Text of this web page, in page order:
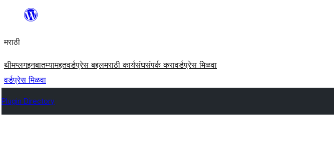
सामुग्रीवर
मराठी
थीमप्लगइनबातम्यामद्दतवर्डप्रेस बद्दलमराठी कार्यसंघसंपर्क करावर्डप्रेस मिळवा
वर्डप्रेस मिळवा
Plugin Directory